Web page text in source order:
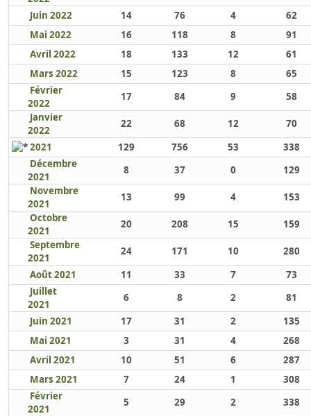
Juin 2022
14 76 4
62
Mai 2022
16 118 8
91
Avril 2022
18 133 12
61
Mars 2022
15 123 8
65
Février
2022
17 84 9
58
Janvier
2022
22 68 12
70
2021
129 756 53
338
Décembre
2021
8 37 0
129
Novembre
2021
13 99 4
153
Octobre
2021
20 208 15
159
Septembre
2021
24 171 10
280
Août 2021
11 33 7
73
Juillet
2021
6 8 2
81
Juin 2021
17 31 2
135
Mai 2021
3 31 4
268
Avril 2021
10 51 6
287
Mars 2021
7 24 1
308
Février
2021
5 29 2
338